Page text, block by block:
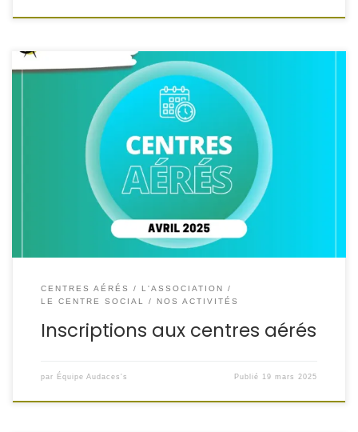
Dates d’inscription aux centres aérés (secteurs petite-
enfance, enfance et ados) : Uniquement au secrétariat les
25, 26 et 27 mars et les 1, 2 et 3 avril 2025. Rue d’Usson du
Poitou, 57730 Folschviller | 03 87 92 27 98
| contact@audaces-s.fr
CENTRES AÉRÉS
L'ASSOCIATION
LE CENTRE SOCIAL
NOS ACTIVITÉS
Inscriptions aux centres aérés
par Équipe Audaces's Publié 19 mars 2025